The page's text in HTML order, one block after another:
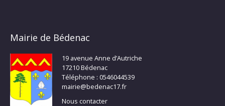
Mairie de Bédenac
19 avenue Anne d’Autriche
17210 Bédenac
Téléphone : 0546044539
mairie@bedenac17.fr
Nous contacter